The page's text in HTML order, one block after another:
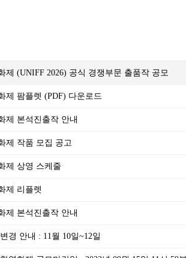
제 (UNIFF 2026) 공식 경쟁부문 출품작 공모
제 팜플렛 (PDF) 다운로드
제 본석진출작 안내
제 작품 모집 공고
제 상영 스케줄
제 리플렛
제 본석진출작 안내
경 안내 : 11월 10일~12일